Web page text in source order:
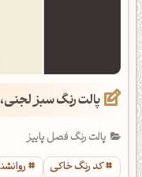
پالت رنگ سبز
پالت رنگ فصل پاییز
کد رنگ خاکی